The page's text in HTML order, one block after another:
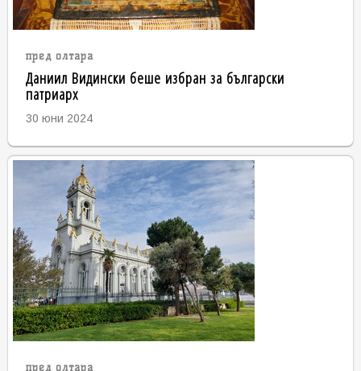
пред олтара
Даниил Видински беше избран за български
патриарх
30 юни 2024
пред олтара